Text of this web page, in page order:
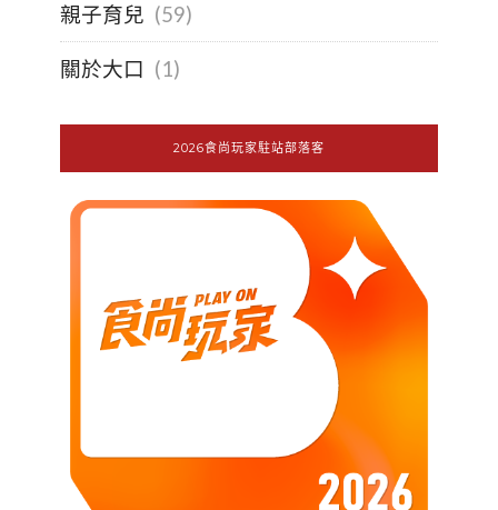
親子育兒 (59)
關於大口 (1)
2026食尚玩家駐站部落客